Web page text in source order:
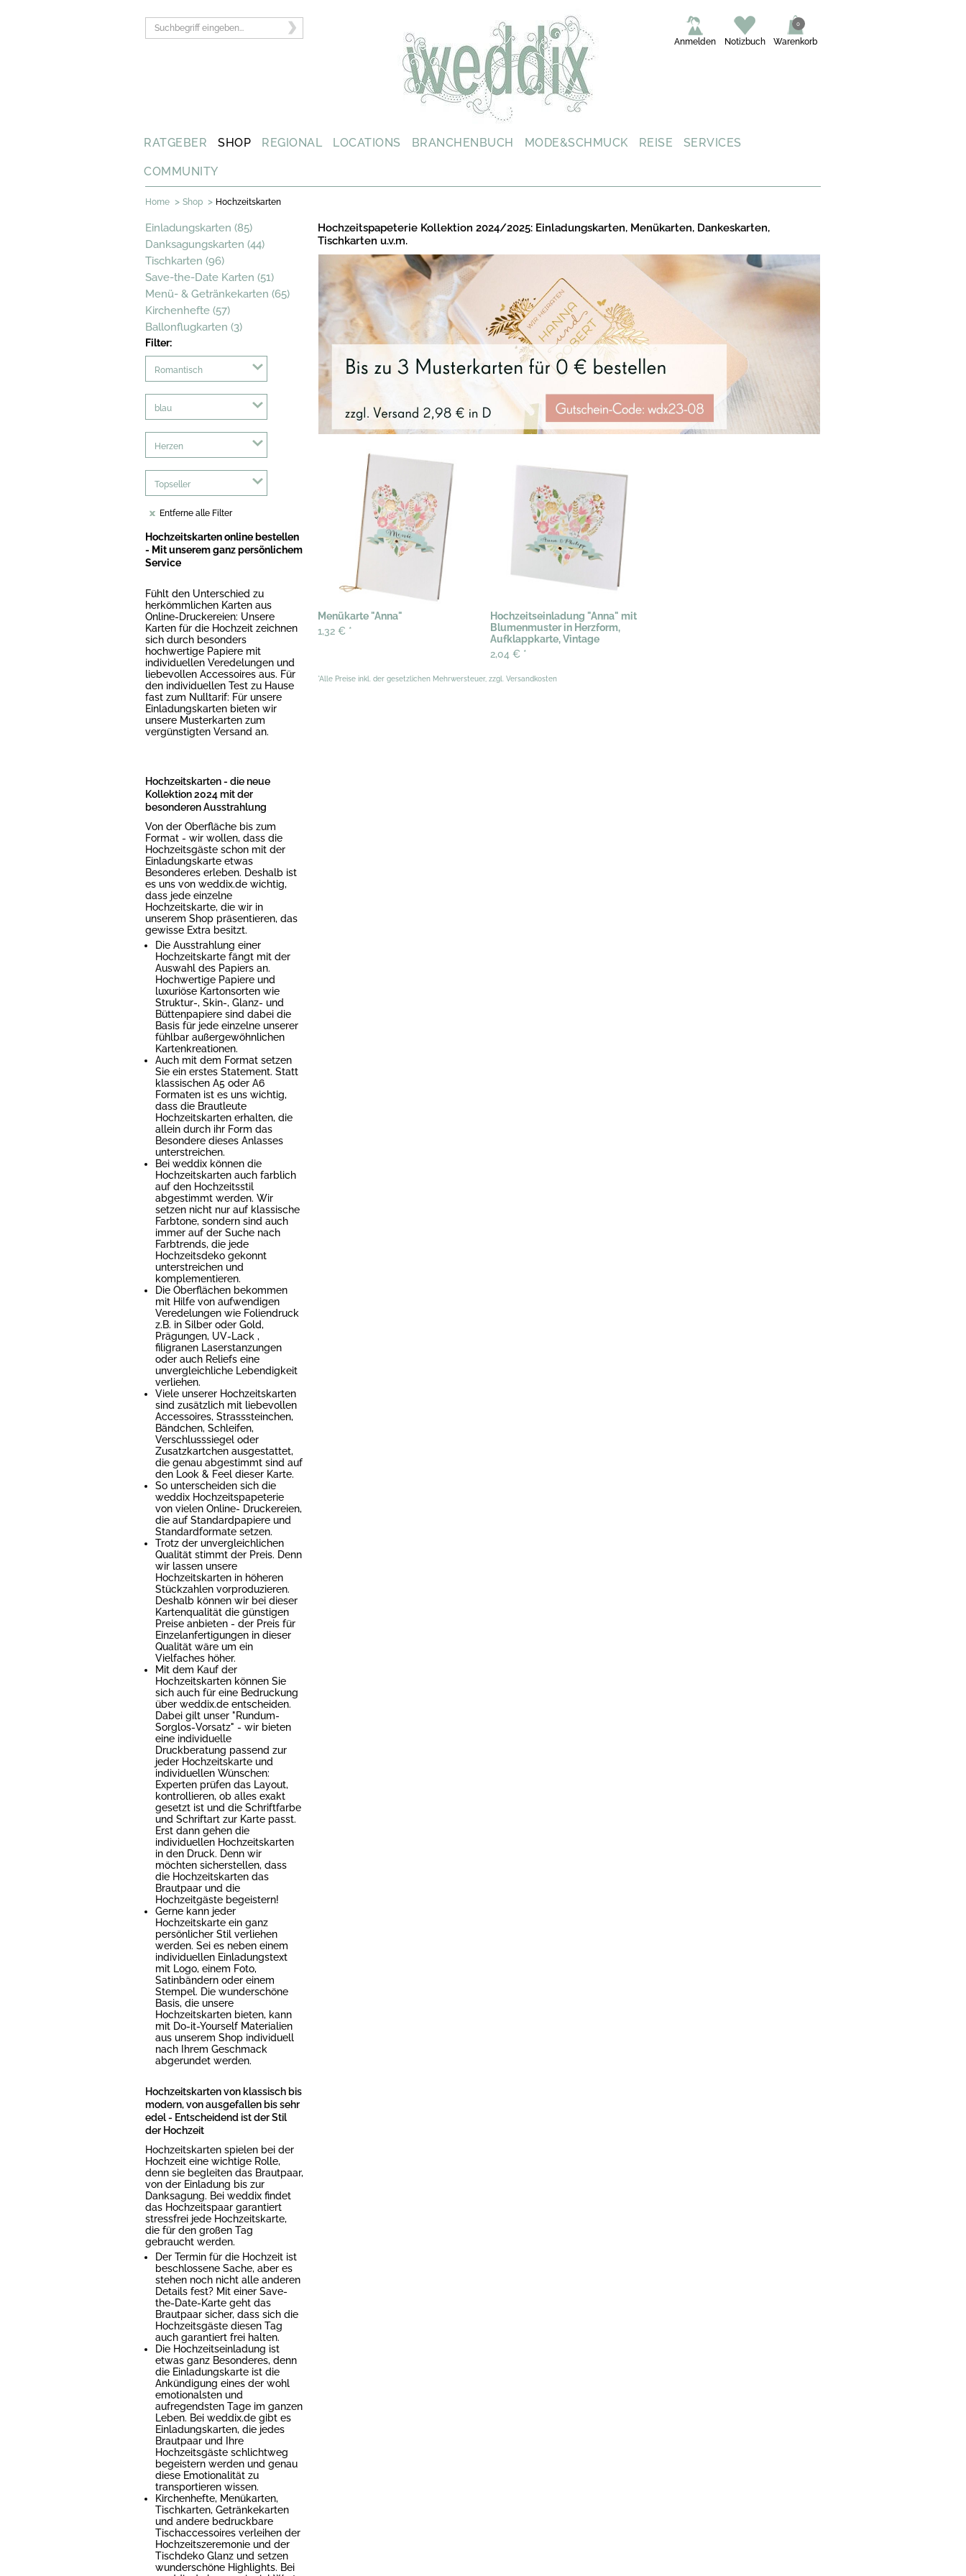
Warenkorb
0
Notizbuch
Anmelden
RATGEBER SHOP REGIONAL LOCATIONS BRANCHENBUCH MODE&SCHMUCK REISE SERVICES
COMMUNITY
Home > Shop > Hochzeitskarten
Einladungskarten (85)
Danksagungskarten (44)
Tischkarten (96)
Save-the-Date Karten (51)
Menü- & Getränkekarten (65)
Kirchenhefte (57)
Ballonflugkarten (3)
Filter:
Romantisch
blau
Herzen
Topseller
Entferne alle Filter
Hochzeitskarten online bestellen
- Mit unserem ganz persönlichem
Service
Fühlt den Unterschied zu
herkömmlichen Karten aus
Online-Druckereien: Unsere
Karten für die Hochzeit zeichnen
sich durch besonders
hochwertige Papiere mit
individuellen Veredelungen und
liebevollen Accessoires aus. Für
den individuellen Test zu Hause
fast zum Nulltarif: Für unsere
Einladungskarten bieten wir
unsere Musterkarten zum
vergünstigten Versand an.
Hochzeitskarten - die neue
Kollektion 2024 mit der
besonderen Ausstrahlung
Von der Oberfläche bis zum
Format - wir wollen, dass die
Hochzeitsgäste schon mit der
Einladungskarte etwas
Besonderes erleben. Deshalb ist
es uns von weddix.de wichtig,
dass jede einzelne
Hochzeitskarte, die wir in
unserem Shop präsentieren, das
gewisse Extra besitzt.
Die Ausstrahlung einer
Hochzeitskarte fängt mit der
Auswahl des Papiers an.
Hochwertige Papiere und
luxuriöse Kartonsorten wie
Struktur-, Skin-, Glanz- und
Büttenpapiere sind dabei die
Basis für jede einzelne unserer
fühlbar außergewöhnlichen
Kartenkreationen.
Auch mit dem Format setzen
Sie ein erstes Statement. Statt
klassischen A5 oder A6
Formaten ist es uns wichtig,
dass die Brautleute
Hochzeitskarten erhalten, die
allein durch ihr Form das
Besondere dieses Anlasses
unterstreichen.
Bei weddix können die
Hochzeitskarten auch farblich
auf den Hochzeitsstil
abgestimmt werden. Wir
setzen nicht nur auf klassische
Farbtone, sondern sind auch
immer auf der Suche nach
Farbtrends, die jede
Hochzeitsdeko gekonnt
unterstreichen und
komplementieren.
Die Oberflächen bekommen
mit Hilfe von aufwendigen
Veredelungen wie Foliendruck
z.B. in Silber oder Gold,
Prägungen, UV-Lack ,
filigranen Laserstanzungen
oder auch Reliefs eine
unvergleichliche Lebendigkeit
verliehen.
Viele unserer Hochzeitskarten
sind zusätzlich mit liebevollen
Accessoires, Strasssteinchen,
Bändchen, Schleifen,
Verschlusssiegel oder
Zusatzkartchen ausgestattet,
die genau abgestimmt sind auf
den Look & Feel dieser Karte.
So unterscheiden sich die
weddix Hochzeitspapeterie
von vielen Online- Druckereien,
die auf Standardpapiere und
Standardformate setzen.
Trotz der unvergleichlichen
Qualität stimmt der Preis. Denn
wir lassen unsere
Hochzeitskarten in höheren
Stückzahlen vorproduzieren.
Deshalb können wir bei dieser
Kartenqualität die günstigen
Preise anbieten - der Preis für
Einzelanfertigungen in dieser
Qualität wäre um ein
Vielfaches höher.
Mit dem Kauf der
Hochzeitskarten können Sie
sich auch für eine Bedruckung
über weddix.de entscheiden.
Dabei gilt unser "Rundum-
Sorglos-Vorsatz" - wir bieten
eine individuelle
Druckberatung passend zur
jeder Hochzeitskarte und
individuellen Wünschen:
Experten prüfen das Layout,
kontrollieren, ob alles exakt
gesetzt ist und die Schriftfarbe
und Schriftart zur Karte passt.
Erst dann gehen die
individuellen Hochzeitskarten
in den Druck. Denn wir
möchten sicherstellen, dass
die Hochzeitskarten das
Brautpaar und die
Hochzeitgäste begeistern!
Gerne kann jeder
Hochzeitskarte ein ganz
persönlicher Stil verliehen
werden. Sei es neben einem
individuellen Einladungstext
mit Logo, einem Foto,
Satinbändern oder einem
Stempel. Die wunderschöne
Basis, die unsere
Hochzeitskarten bieten, kann
mit Do-it-Yourself Materialien
aus unserem Shop individuell
nach Ihrem Geschmack
abgerundet werden.
Hochzeitskarten von klassisch bis
modern, von ausgefallen bis sehr
edel - Entscheidend ist der Stil
der Hochzeit
Hochzeitskarten spielen bei der
Hochzeit eine wichtige Rolle,
denn sie begleiten das Brautpaar,
von der Einladung bis zur
Danksagung. Bei weddix findet
das Hochzeitspaar garantiert
stressfrei jede Hochzeitskarte,
die für den großen Tag
gebraucht werden.
Der Termin für die Hochzeit ist
beschlossene Sache, aber es
stehen noch nicht alle anderen
Details fest? Mit einer Save-
the-Date-Karte geht das
Brautpaar sicher, dass sich die
Hochzeitsgäste diesen Tag
auch garantiert frei halten.
Die Hochzeitseinladung ist
etwas ganz Besonderes, denn
die Einladungskarte ist die
Ankündigung eines der wohl
emotionalsten und
aufregendsten Tage im ganzen
Leben. Bei weddix.de gibt es
Einladungskarten, die jedes
Brautpaar und Ihre
Hochzeitsgäste schlichtweg
begeistern werden und genau
diese Emotionalität zu
transportieren wissen.
Kirchenhefte, Menükarten,
Tischkarten, Getränkekarten
und andere bedruckbare
Tischaccessoires verleihen der
Hochzeitszeremonie und der
Tischdeko Glanz und setzen
wunderschöne Highlights. Bei
Hochzeitspapeterie Kollektion 2024/2025: Einladungskarten, Menükarten, Dankeskarten,
Tischkarten u.v.m.
Menükarte "Anna"
1,32 € *
Hochzeitseinladung "Anna" mit
Blumenmuster in Herzform,
Aufklappkarte, Vintage
2,04 € *
*Alle Preise inkl. der gesetzlichen Mehrwersteuer, zzgl. Versandkosten